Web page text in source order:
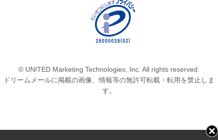
© UNITED Marketing Technologies, Inc. All rights reserved.
ドリームメールに掲載の画像、情報等の無許可転載・転用を禁止しま
す。